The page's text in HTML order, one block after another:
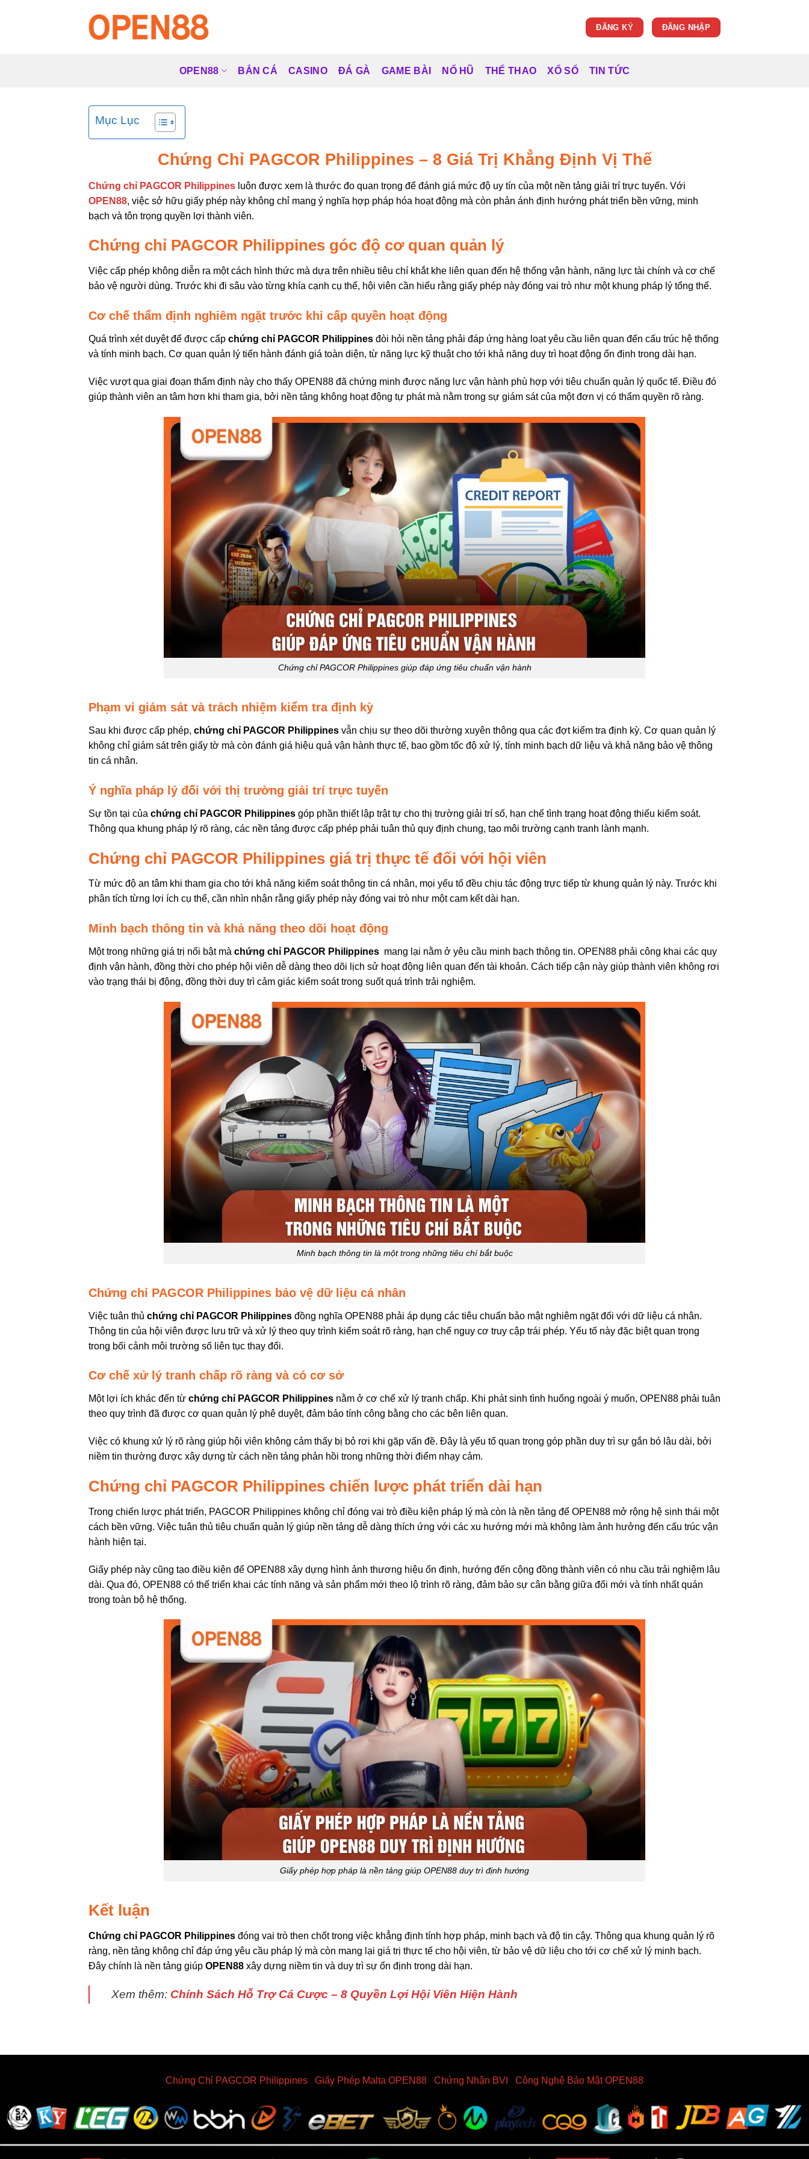
ĐĂNG KÝ ĐĂNG NHẬP
OPEN88 BẮN CÁ CASINO ĐÁ GÀ GAME BÀI NỔ HŨ THỂ THAO XỔ SỐ TIN TỨC
Mục Lục
Chứng Chỉ PAGCOR Philippines – 8 Giá Trị Khẳng Định Vị Thế
Chứng chỉ PAGCOR Philippines luôn được xem là thước đo quan trọng để đánh giá mức độ uy tín của một nền tảng giải trí trực tuyến. Với
OPEN88, việc sở hữu giấy phép này không chỉ mang ý nghĩa hợp pháp hóa hoạt động mà còn phản ánh định hướng phát triển bền vững, minh
bạch và tôn trọng quyền lợi thành viên.
Chứng chỉ PAGCOR Philippines góc độ cơ quan quản lý
Việc cấp phép không diễn ra một cách hình thức mà dựa trên nhiều tiêu chí khắt khe liên quan đến hệ thống vận hành, năng lực tài chính và cơ chế
bảo vệ người dùng. Trước khi đi sâu vào từng khía cạnh cụ thể, hội viên cần hiểu rằng giấy phép này đóng vai trò như một khung pháp lý tổng thể.
Cơ chế thẩm định nghiêm ngặt trước khi cấp quyền hoạt động
Quá trình xét duyệt để được cấp chứng chỉ PAGCOR Philippines đòi hỏi nền tảng phải đáp ứng hàng loạt yêu cầu liên quan đến cấu trúc hệ thống
và tính minh bạch. Cơ quan quản lý tiến hành đánh giá toàn diện, từ năng lực kỹ thuật cho tới khả năng duy trì hoạt động ổn định trong dài hạn.
Việc vượt qua giai đoạn thẩm định này cho thấy OPEN88 đã chứng minh được năng lực vận hành phù hợp với tiêu chuẩn quản lý quốc tế. Điều đó
giúp thành viên an tâm hơn khi tham gia, bởi nền tảng không hoạt động tự phát mà nằm trong sự giám sát của một đơn vị có thẩm quyền rõ ràng.
Chứng chỉ PAGCOR Philippines giúp đáp ứng tiêu chuẩn vận hành
Phạm vi giám sát và trách nhiệm kiểm tra định kỳ
Sau khi được cấp phép, chứng chỉ PAGCOR Philippines vẫn chịu sự theo dõi thường xuyên thông qua các đợt kiểm tra định kỳ. Cơ quan quản lý
không chỉ giám sát trên giấy tờ mà còn đánh giá hiệu quả vận hành thực tế, bao gồm tốc độ xử lý, tính minh bạch dữ liệu và khả năng bảo vệ thông
tin cá nhân.
Ý nghĩa pháp lý đối với thị trường giải trí trực tuyến
Sự tồn tại của chứng chỉ PAGCOR Philippines góp phần thiết lập trật tự cho thị trường giải trí số, hạn chế tình trạng hoạt động thiếu kiểm soát.
Thông qua khung pháp lý rõ ràng, các nền tảng được cấp phép phải tuân thủ quy định chung, tạo môi trường cạnh tranh lành mạnh.
Chứng chỉ PAGCOR Philippines giá trị thực tế đối với hội viên
Từ mức độ an tâm khi tham gia cho tới khả năng kiểm soát thông tin cá nhân, mọi yếu tố đều chịu tác động trực tiếp từ khung quản lý này. Trước khi
phân tích từng lợi ích cụ thể, cần nhìn nhận rằng giấy phép này đóng vai trò như một cam kết dài hạn.
Minh bạch thông tin và khả năng theo dõi hoạt động
Một trong những giá trị nổi bật mà chứng chỉ PAGCOR Philippines mang lại nằm ở yêu cầu minh bạch thông tin. OPEN88 phải công khai các quy
định vận hành, đồng thời cho phép hội viên dễ dàng theo dõi lịch sử hoạt động liên quan đến tài khoản. Cách tiếp cận này giúp thành viên không rơi
vào trạng thái bị động, đồng thời duy trì cảm giác kiểm soát trong suốt quá trình trải nghiệm.
Minh bạch thông tin là một trong những tiêu chí bắt buộc
Chứng chỉ PAGCOR Philippines bảo vệ dữ liệu cá nhân
Việc tuân thủ chứng chỉ PAGCOR Philippines đồng nghĩa OPEN88 phải áp dụng các tiêu chuẩn bảo mật nghiêm ngặt đối với dữ liệu cá nhân.
Thông tin của hội viên được lưu trữ và xử lý theo quy trình kiểm soát rõ ràng, hạn chế nguy cơ truy cập trái phép. Yếu tố này đặc biệt quan trọng
trong bối cảnh môi trường số liên tục thay đổi.
Cơ chế xử lý tranh chấp rõ ràng và có cơ sở
Một lợi ích khác đến từ chứng chỉ PAGCOR Philippines nằm ở cơ chế xử lý tranh chấp. Khi phát sinh tình huống ngoài ý muốn, OPEN88 phải tuân
theo quy trình đã được cơ quan quản lý phê duyệt, đảm bảo tính công bằng cho các bên liên quan.
Việc có khung xử lý rõ ràng giúp hội viên không cảm thấy bị bỏ rơi khi gặp vấn đề. Đây là yếu tố quan trọng góp phần duy trì sự gắn bó lâu dài, bởi
niềm tin thường được xây dựng từ cách nền tảng phản hồi trong những thời điểm nhạy cảm.
Chứng chỉ PAGCOR Philippines chiến lược phát triển dài hạn
Trong chiến lược phát triển, PAGCOR Philippines không chỉ đóng vai trò điều kiện pháp lý mà còn là nền tảng để OPEN88 mở rộng hệ sinh thái một
cách bền vững. Việc tuân thủ tiêu chuẩn quản lý giúp nền tảng dễ dàng thích ứng với các xu hướng mới mà không làm ảnh hưởng đến cấu trúc vận
hành hiện tại.
Giấy phép này cũng tạo điều kiện để OPEN88 xây dựng hình ảnh thương hiệu ổn định, hướng đến cộng đồng thành viên có nhu cầu trải nghiệm lâu
dài. Qua đó, OPEN88 có thể triển khai các tính năng và sản phẩm mới theo lộ trình rõ ràng, đảm bảo sự cân bằng giữa đổi mới và tính nhất quán
trong toàn bộ hệ thống.
Giấy phép hợp pháp là nền tảng giúp OPEN88 duy trì định hướng
Kết luận
Chứng chỉ PAGCOR Philippines đóng vai trò then chốt trong việc khẳng định tính hợp pháp, minh bạch và độ tin cậy. Thông qua khung quản lý rõ
ràng, nền tảng không chỉ đáp ứng yêu cầu pháp lý mà còn mang lại giá trị thực tế cho hội viên, từ bảo vệ dữ liệu cho tới cơ chế xử lý minh bạch.
Đây chính là nền tảng giúp OPEN88 xây dựng niềm tin và duy trì sự ổn định trong dài hạn.
Xem thêm: Chính Sách Hỗ Trợ Cá Cược – 8 Quyền Lợi Hội Viên Hiện Hành
Chứng Chỉ PAGCOR Philippines Giấy Phép Malta OPEN88 Chứng Nhận BVI Công Nghệ Bảo Mật OPEN88